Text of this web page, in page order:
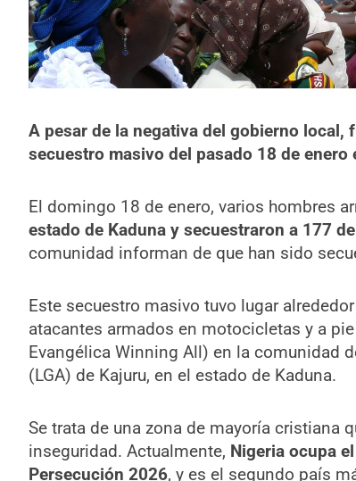
A pesar de la negativa del gobierno
secuestro masivo del pasado 18 de enero
El domingo 18 de enero, varios hombres
estado de Kaduna y secuestraron a 177
comunidad informan de que han sido
Este secuestro masivo tuvo lugar
atacantes armados en motocicletas y a
Evangélica Winning All) en la comunidad
(LGA) de Kajuru, en el estado de Kaduna.
Se trata de una zona de mayoría cristiana
inseguridad. Actualmente, Nigeria ocupa
Persecución 2026, y es el segundo país